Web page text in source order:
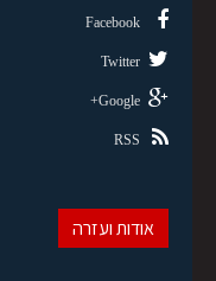
Facebook
Twitter
Google+
RSS
אודות ועזרה